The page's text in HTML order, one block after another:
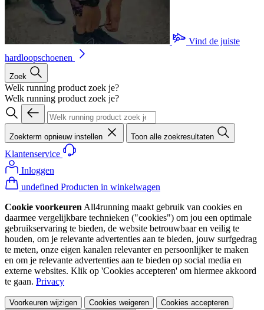
Vind de juiste
hardloopschoenen
Zoek
Welk running product zoek je?
Welk running product zoek je?
Zoekterm opnieuw instellen Toon alle zoekresultaten
Klantenservice
Inloggen
undefined Producten in winkelwagen
Cookie voorkeuren All4running maakt gebruik van cookies en
daarmee vergelijkbare technieken ("cookies") om jou een optimale
gebruikservaring te bieden, de website betrouwbaar en veilig te
houden, om je relevante advertenties aan te bieden, jouw surfgedrag
te meten, onze eigen kanalen relevanter en persoonlijker te maken
en om je relevante advertenties aan te bieden op social media en
externe websites. Klik op 'Cookies accepteren' om hiermee akkoord
te gaan. Privacy
Voorkeuren wijzigen Cookies weigeren Cookies accepteren